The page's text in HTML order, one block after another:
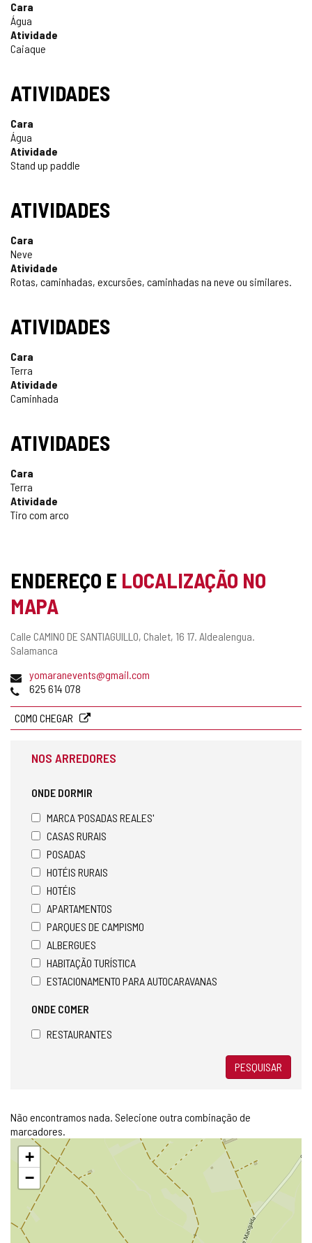
CONFIÁVEL
Cara
Água
Atividade
Caiaque
ATIVIDADES
Cara
Água
Atividade
Stand up paddle
ATIVIDADES
Cara
Neve
Atividade
Rotas, caminhadas, excursões, caminhadas na neve ou similares.
ATIVIDADES
Cara
Terra
Atividade
Caminhada
ATIVIDADES
Cara
Terra
Atividade
Tiro com arco
ENDEREÇO E LOCALIZAÇÃO NO
MAPA
Endereço
postal
Calle CAMINO DE SANTIAGUILLO, Chalet, 16 17. Aldealengua.
Salamanca
Endereço
de
yomaranevents@gmail.com
Telefones
625 614 078
COMO CHEGAR
NOS ARREDORES
ONDE DORMIR
MARCA 'POSADAS REALES'
CASAS RURAIS
POSADAS
HOTÉIS RURAIS
HOTÉIS
APARTAMENTOS
PARQUES DE CAMPISMO
ALBERGUES
HABITAÇÃO TURÍSTICA
ESTACIONAMENTO PARA AUTOCARAVANAS
ONDE COMER
RESTAURANTES
PESQUISAR
Não encontramos nada. Selecione outra combinação de
marcadores.
Pular
mapa
+
−